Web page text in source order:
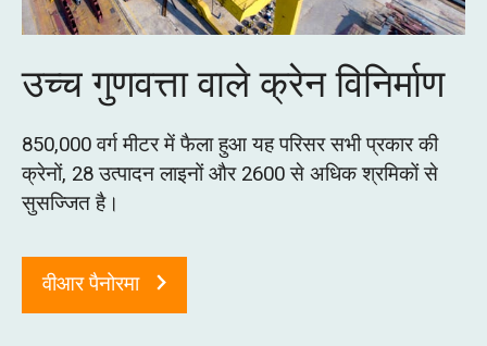
उच्च गुणवत्ता वाले क्रेन विनिर्माण
850,000 वर्ग मीटर में फैला हुआ यह परिसर सभी प्रकार की
क्रेनों, 28 उत्पादन लाइनों और 2600 से अधिक श्रमिकों से
सुसज्जित है।
वीआर पैनोरमा
Čeština
Kiswahili
Norsk
O‘zbekcha